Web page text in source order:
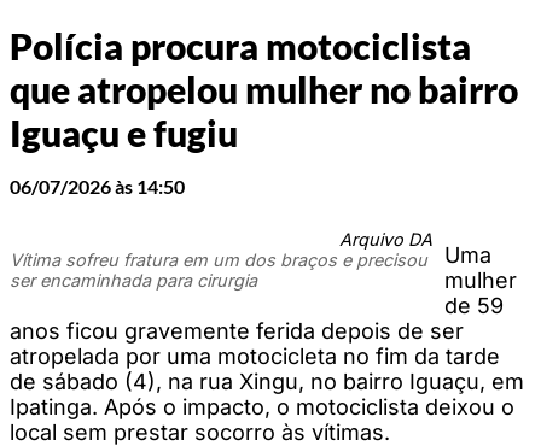
Polícia procura motociclista
que atropelou mulher no bairro
Iguaçu e fugiu
06/07/2026 às 14:50
Arquivo DA
Vítima sofreu fratura em um dos braços e precisou
ser encaminhada para cirurgia
Uma
mulher
de 59
anos ficou gravemente ferida depois de ser
atropelada por uma motocicleta no fim da tarde
de sábado (4), na rua Xingu, no bairro Iguaçu, em
Ipatinga. Após o impacto, o motociclista deixou o
local sem prestar socorro às vítimas.